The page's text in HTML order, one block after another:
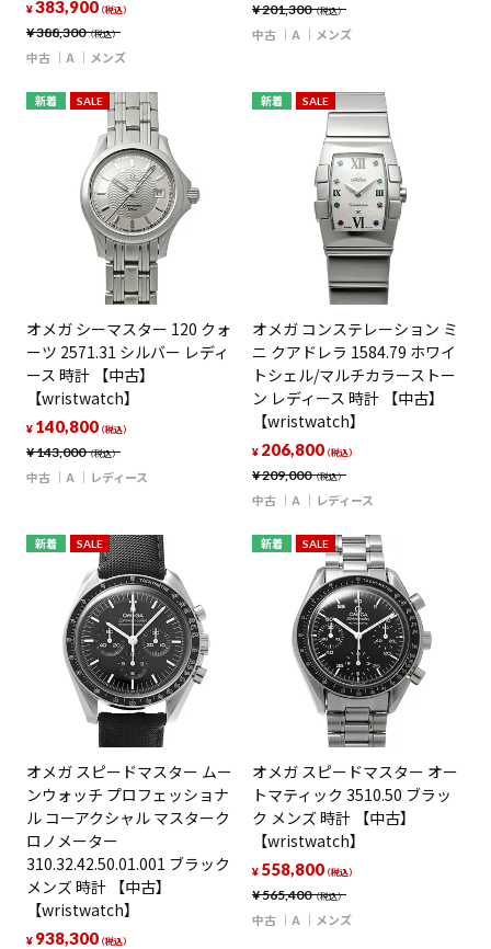
¥388,300（税込）
¥383,900（税込）
中古 A メンズ
¥201,300（税込）
中古 A メンズ
新着 SALE
オメガ シーマスター 120 クォ
ーツ 2571.31 シルバー レディ
ース 時計 【中古】
【wristwatch】
¥143,000（税込）
¥ 140,800（税込）
中古 A レディース
新着 SALE
オメガ コンステレーション ミ
ニ クアドレラ 1584.79 ホワイ
トシェル/マルチカラーストー
ン レディース 時計 【中古】
【wristwatch】
¥209,000（税込）
¥ 206,800（税込）
中古 A レディース
新着 SALE
オメガ スピードマスター ムー
ンウォッチ プロフェッショナ
ル コーアクシャル マスターク
ロノメーター
310.32.42.50.01.001 ブラック
メンズ 時計 【中古】
【wristwatch】
¥ 938,300（税込）
新着 SALE
オメガ スピードマスター オー
トマティック 3510.50 ブラッ
ク メンズ 時計 【中古】
【wristwatch】
¥565,400（税込）
¥ 558,800（税込）
中古 A メンズ